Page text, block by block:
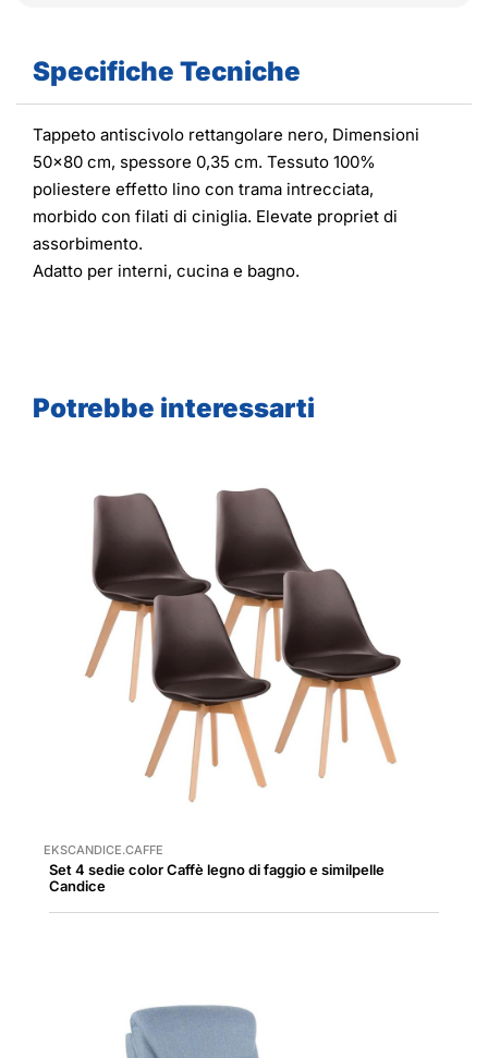
Specifiche Tecniche
Tappeto antiscivolo rettangolare nero, Dimensioni
50x80 cm, spessore 0,35 cm. Tessuto 100%
poliestere effetto lino con trama intrecciata,
morbido con filati di ciniglia. Elevate propriet di
assorbimento.
Adatto per interni, cucina e bagno.
Potrebbe interessarti
EKSCANDICE.CAFFE
Set 4 sedie color Caffè legno di faggio e similpelle
Candice